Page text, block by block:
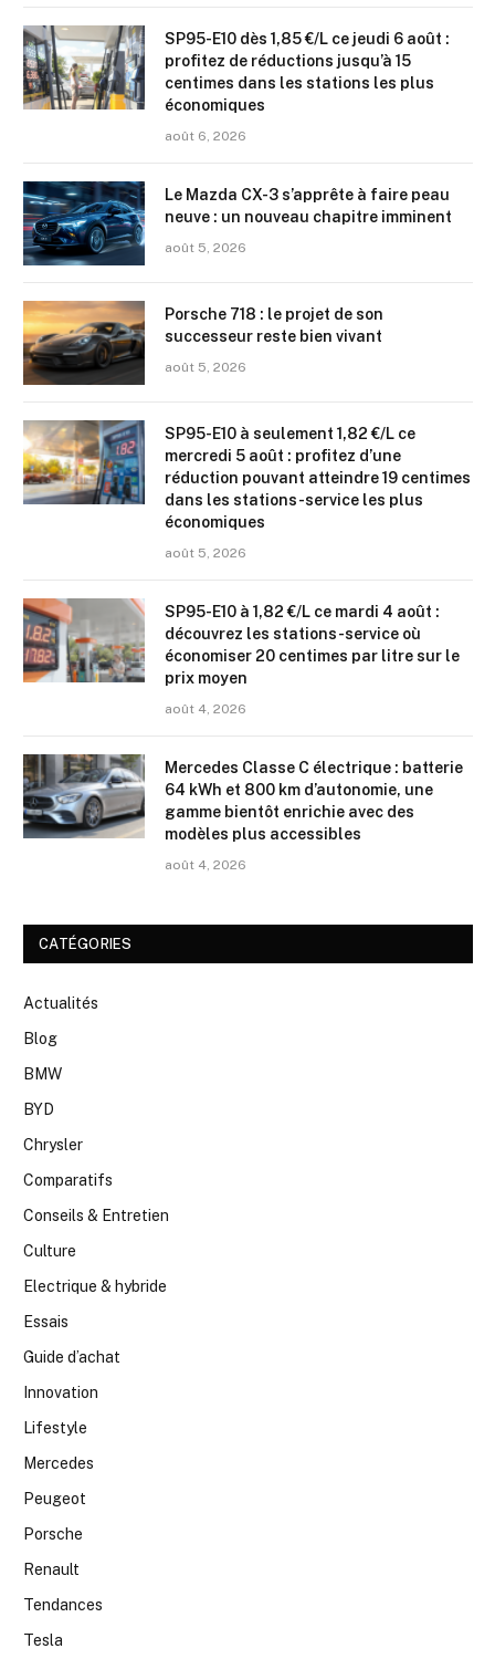
SP95-E10 dès 1,85 €/L ce jeudi 6 août :
profitez de réductions jusqu’à 15
centimes dans les stations les plus
économiques
août 6, 2026
Le Mazda CX-3 s’apprête à faire peau
neuve : un nouveau chapitre imminent
août 5, 2026
Porsche 718 : le projet de son
successeur reste bien vivant
août 5, 2026
SP95-E10 à seulement 1,82 €/L ce
mercredi 5 août : profitez d’une
réduction pouvant atteindre 19 centimes
dans les stations-service les plus
économiques
août 5, 2026
SP95-E10 à 1,82 €/L ce mardi 4 août :
découvrez les stations-service où
économiser 20 centimes par litre sur le
prix moyen
août 4, 2026
Mercedes Classe C électrique : batterie
64 kWh et 800 km d’autonomie, une
gamme bientôt enrichie avec des
modèles plus accessibles
août 4, 2026
CATÉGORIES
Actualités
Blog
BMW
BYD
Chrysler
Comparatifs
Conseils & Entretien
Culture
Electrique & hybride
Essais
Guide d’achat
Innovation
Lifestyle
Mercedes
Peugeot
Porsche
Renault
Tendances
Tesla